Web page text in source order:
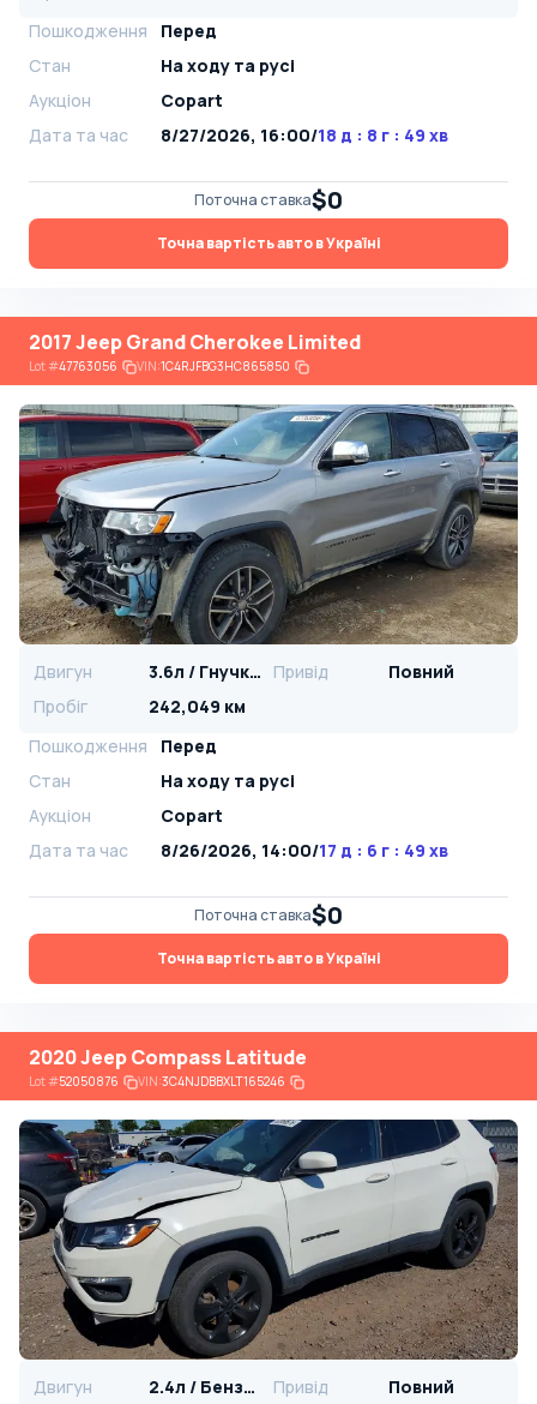
Пошкодження
Перед
Стан
На ​​ходу та русі
Аукціон
Copart
Дата та час
8/27/2026, 16:00/18 д : 8 г : 49 хв
Поточна ставка$0
Точна вартість авто в Україні
2017 Jeep Grand Cherokee Limited
Lot#47763056 VIN:1C4RJFBG3HC865850
Двигун 3.6л / Гнучке паливо Привід
Повний
Пробіг
242,049 км
Пошкодження
Перед
Стан
На ​​ходу та русі
Аукціон
Copart
Дата та час
8/26/2026, 14:00/17 д : 6 г : 49 хв
Поточна ставка$0
Точна вартість авто в Україні
2020 Jeep Compass Latitude
Lot#52050876 VIN:3C4NJDBBXLT165246
Двигун 2.4л / Бензин Привід
Повний